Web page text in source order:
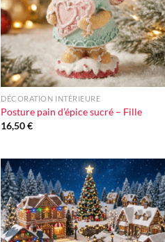
+
DÉCORATION INTÉRIEURE
Posture pain d’épice sucré – Fille
16,50€
Ajouter
à la liste
d'envie